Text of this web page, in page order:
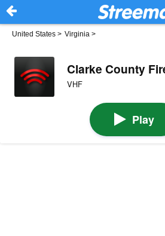
United States > Virginia >
Clarke County
VHF
Play